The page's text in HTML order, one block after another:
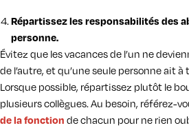
Répartissez les responsabilités des
personne.
Évitez que les vacances de l’un ne
de l’autre, et qu’une seule personne ait
Lorsque possible, répartissez plutôt le
plusieurs collègues. Au besoin, référez-
de la fonction de chacun pour ne rien